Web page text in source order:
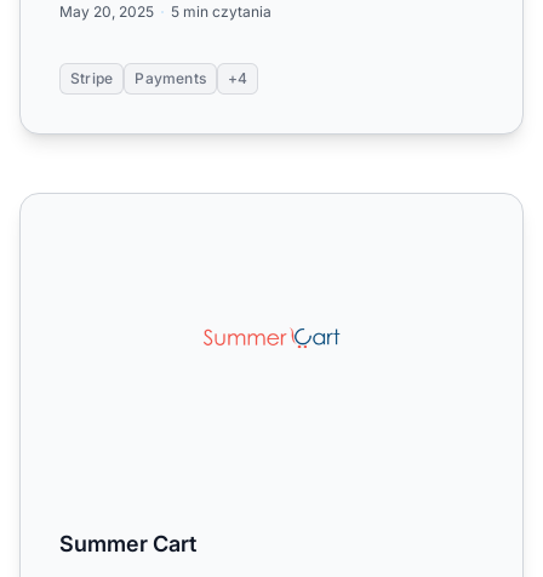
May 20, 2025 5 min czytania
Stripe Payments +4
Summer Cart
Summer Cart